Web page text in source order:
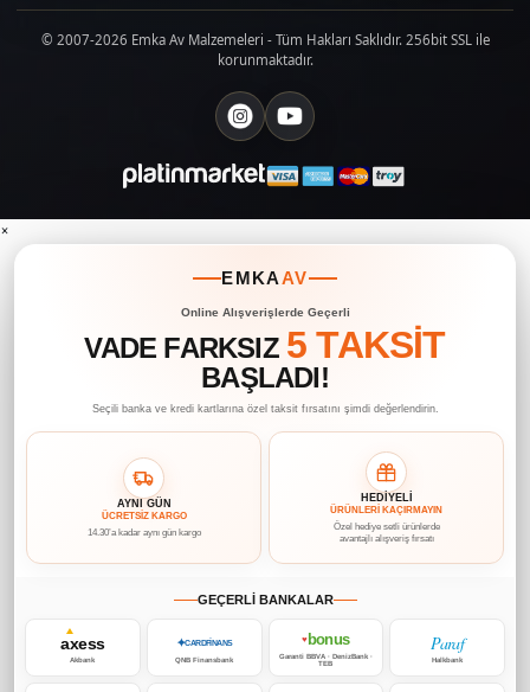
© 2007-2026 Emka Av Malzemeleri - Tüm Hakları Saklıdır. 256bit SSL ile
korunmaktadır.
×
EMKAAV
Online Alışverişlerde Geçerli
VADE FARKSIZ 5 TAKSİT
BAŞLADI!
Seçili banka ve kredi kartlarına özel taksit fırsatını şimdi değerlendirin.
AYNI GÜN
ÜCRETSİZ KARGO
14.30’a kadar aynı gün kargo
HEDİYELİ
ÜRÜNLERİ KAÇIRMAYIN
Özel hediye setli ürünlerde
avantajlı alışveriş fırsatı
GEÇERLİ BANKALAR
axess
Akbank
✦CARDFİNANS
QNB Finansbank
♥bonus
Garanti BBVA · DenizBank ·
TEB
Paraf
Halkbank